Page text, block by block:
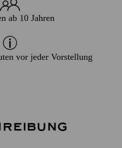
ab 10 Jahren
vor jeder Vorstellung